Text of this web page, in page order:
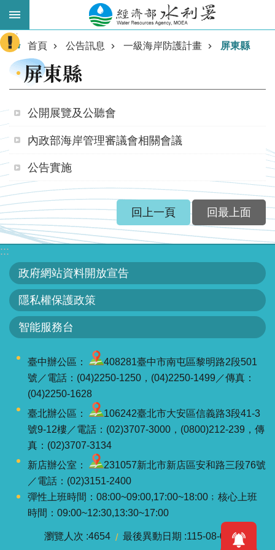
跳到主要內容區塊
進
階
搜
業
務
主
軸
最
新
水
訊
民
務
:::
首頁 公告訊息 一級海岸防護計畫 屏東縣
屏東縣
公開展覽及公聽會
內政部海岸管理審議會相關會議
公告實施
回上一頁 回最上面
:::
政府網站資料開放宣告
隱私權保護政策
智能服務台
臺中辦公區：
408281臺中市南屯區黎明路2段501
號／電話：(04)2250-1250，(04)2250-1499／傳真：
(04)2250-1628
臺北辦公區：
106242臺北市大安區信義路3段41-3
號9-12樓／電話：(02)3707-3000，(0800)212-239，傳
真：(02)3707-3134
新店辦公室：
231057新北市新店區安和路三段76號
／電話：(02)3151-2400
彈性上班時間：08:00~09:00,17:00~18:00﹔核心上班
時間：09:00~12:30,13:30~17:00
瀏覽人次 4654 最後異動日期 115-08-07